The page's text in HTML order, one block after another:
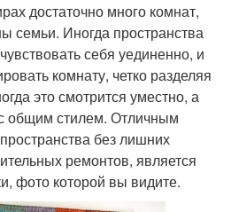
достаточно много комнат,
семьи. Иногда пространства
себя уединенно, и
комнату, четко разделяя
это смотрится уместно, а
общим стилем. Отличным
без лишних
ремонтов, является
фото которой вы видите.